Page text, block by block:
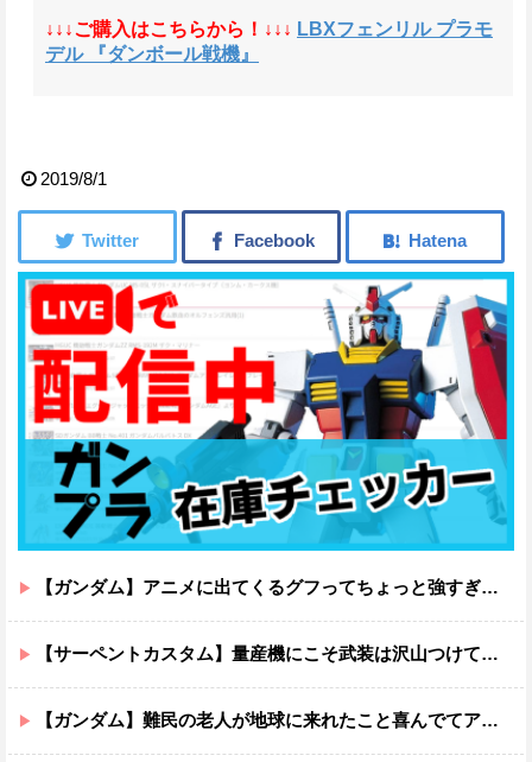
↓↓↓ご購入はこちらから！↓↓↓ LBXフェンリル プラモ
デル 『ダンボール戦機』
2019/8/1
【ガンダム】アニメに出てくるグフってちょっと強すぎじゃない？
【サーペントカスタム】量産機にこそ武装は沢山つけてほしいよね
【ガンダム】難民の老人が地球に来れたこと喜んでてアレ？連邦もやってることヤバくない？ってなる